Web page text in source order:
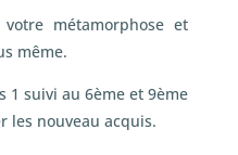
métamorphose et
même.
1 suivi au 6ème et 9ème
les nouveau acquis.